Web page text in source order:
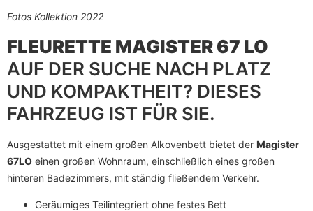
Fotos Kollektion 2022
FLEURETTE MAGISTER 67 LO
AUF DER SUCHE NACH PLATZ
UND KOMPAKTHEIT? DIESES
FAHRZEUG IST FÜR SIE.
Ausgestattet mit einem großen Alkovenbett bietet der Magister
67LO einen großen Wohnraum, einschließlich eines großen
hinteren Badezimmers, mit ständig fließendem Verkehr.
Geräumiges Teilintegriert ohne festes Bett